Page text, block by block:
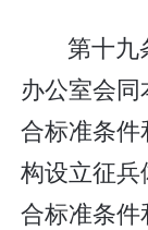
第十九
办公室会
合标准条
构设立征
合标准条